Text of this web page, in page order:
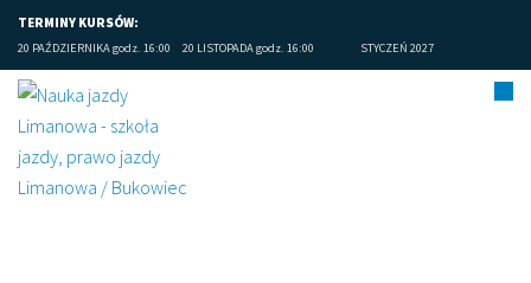
TERMINY KURSÓW:
20 PAŹDZIERNIKA godz. 16:00 20 LISTOPADA godz. 16:00 STYCZEŃ 2027